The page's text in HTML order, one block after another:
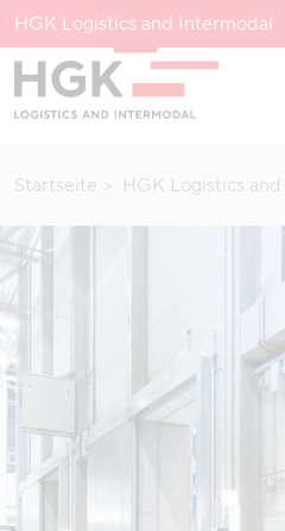
Zum Menü
Zum Inhalt
HGK Logistics and Intermodal
Startseite HGK Logistics